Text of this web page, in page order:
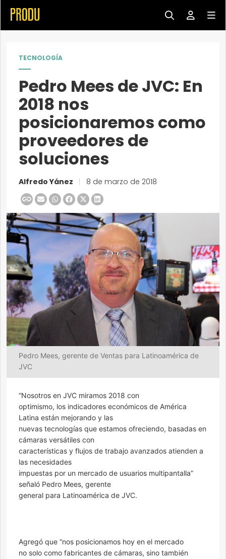
TECNOLOGÍA
Pedro Mees de JVC: En
2018 nos
posicionaremos como
proveedores de
soluciones
Alfredo Yánez 8 de marzo de 2018
Pedro Mees, gerente de Ventas para Latinoamérica de
JVC
“Nosotros en JVC miramos 2018 con
optimismo, los indicadores económicos de América
Latina están mejorando y las
nuevas tecnologías que estamos ofreciendo, basadas en
cámaras versátiles con
características y flujos de trabajo avanzados atienden a
las necesidades
impuestas por un mercado de usuarios multipantalla”
señaló Pedro Mees, gerente
general para Latinoamérica de JVC.
Agregó que “nos posicionamos hoy en el mercado
no solo como fabricantes de cámaras, sino también